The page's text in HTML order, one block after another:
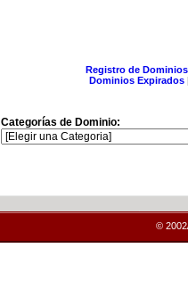
Registro de Dominios
Dominios Expirados
Categorías de Dominio:
©